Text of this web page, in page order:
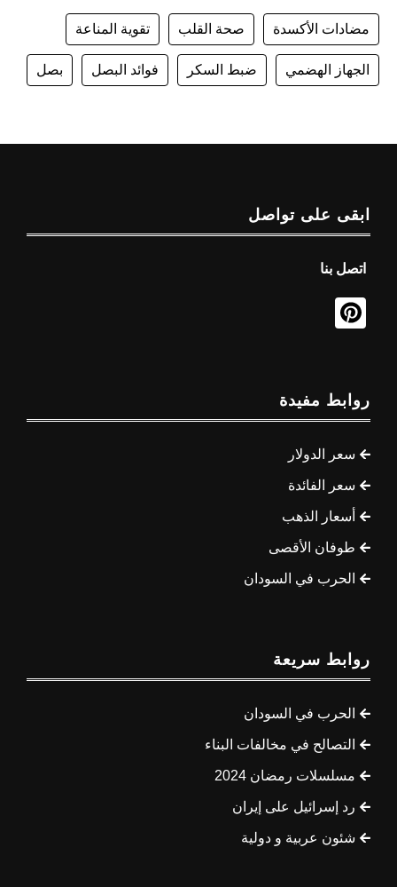
مضادات الأكسدة صحة القلب تقوية المناعة
الجهاز الهضمي ضبط السكر فوائد البصل بصل
ابقى على تواصل
اتصل بنا
روابط مفيدة
سعر الدولار
سعر الفائدة
أسعار الذهب
طوفان الأقصى
الحرب في السودان
روابط سريعة
الحرب في السودان
التصالح في مخالفات البناء
مسلسلات رمضان 2024
رد إسرائيل على إيران
شئون عربية و دولية